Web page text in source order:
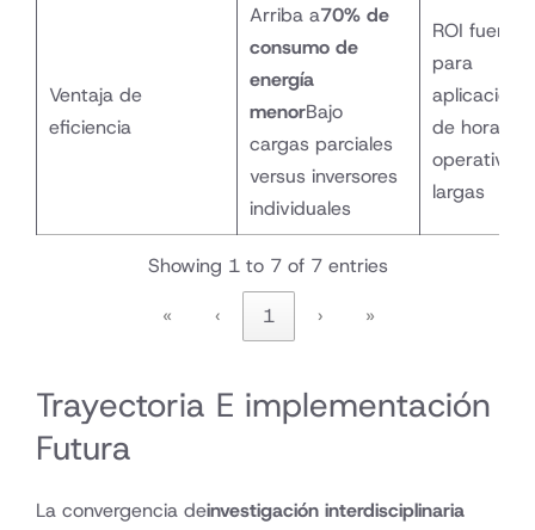
Ventaja de
eficiencia
Arriba a70% de
consumo de
energía
menorBajo
cargas parciales
versus inversores
individuales
ROI fuerte
para
de horas
operativas
largas
Showing 1 to 7 of 7 entries
«
‹ 1 › »
Trayectoria E implementación
Futura
La convergencia deinvestigación interdisciplinaria